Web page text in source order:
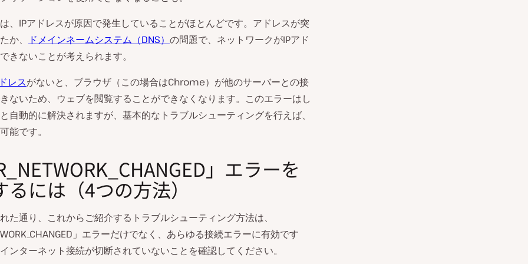
、IPアドレスが原因で発生していることがほとんどです。アドレスが突
か、
ドメインネームシステム（DNS） の問題で、ネットワークがIPアド
きないことが考えられます。
レスがないと、ブラウザ（この場合はChrome）が他のサーバーとの接
ないため、ウェブを閲覧することができなくなります。このエラーはし
自動的に解決されますが、基本的なトラブルシューティングを行えば、
能です。
」エラーを
るには（4つの方法）
た通り、これからご紹介するトラブルシューティング方法は、
」エラーだけでなく、あらゆる接続エラーに有効です
ンターネット接続が切断されていないことを確認してください。